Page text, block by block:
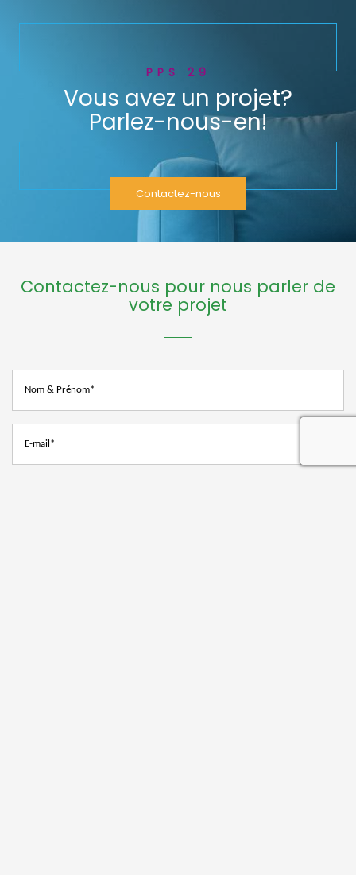
PPS 29
Vous avez un projet?
Parlez-nous-en!
Contactez-nous
Contactez-nous pour nous parler de
votre projet